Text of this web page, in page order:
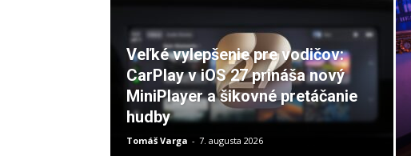
Veľké vylepšenie pre vodičov:
CarPlay v iOS 27 prináša nový
MiniPlayer a šikovné pretáčanie
hudby
Tomáš Varga - 7. augusta 2026